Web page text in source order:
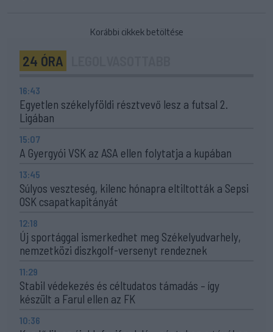
Korábbi cikkek betöltése
24 ÓRA
16:43
Egyetlen székelyföldi résztvevő lesz a futsal 2.
Ligában
15:07
A Gyergyói VSK az ASA ellen folytatja a kupában
13:45
Súlyos veszteség, kilenc hónapra eltiltották a Sepsi
OSK csapatkapitányát
12:18
Új sportággal ismerkedhet meg Székelyudvarhely,
nemzetközi diszkgolf-versenyt rendeznek
11:29
Stabil védekezés és céltudatos támadás – így
készült a Farul ellen az FK
10:36